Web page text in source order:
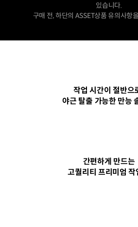
있습니다.
구매 전, 하단의 ASSET상품 유의사항
작업 시간이 절반으
야근 탈출 가능한 만능
간편하게 만드는
고퀄리티 프리미엄 작